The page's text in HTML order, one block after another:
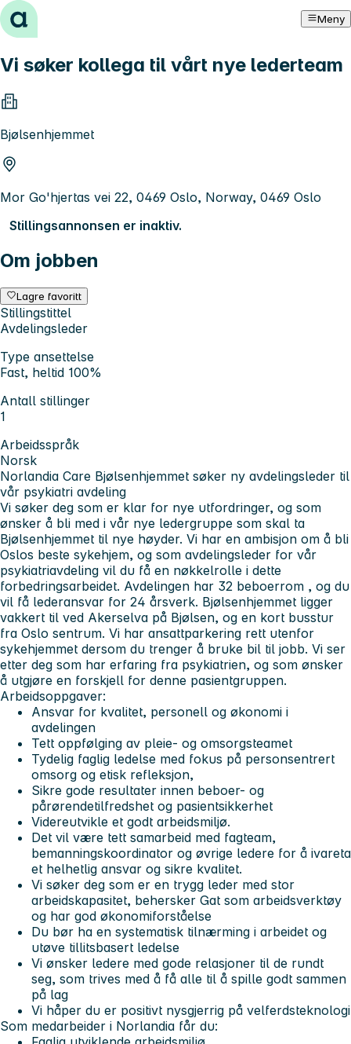
Hopp til innhold Meny
Vi søker kollega til vårt nye lederteam
Bjølsenhjemmet
Mor Go'hjertas vei 22, 0469 Oslo, Norway, 0469 Oslo
Stillingsannonsen er inaktiv.
Om jobben
Lagre favoritt
Stillingstittel
Avdelingsleder
Type ansettelse
Fast, heltid 100%
Antall stillinger
1
Arbeidsspråk
Norsk
Norlandia Care Bjølsenhjemmet søker ny avdelingsleder til
vår psykiatri avdeling
Vi søker deg som er klar for nye utfordringer, og som
ønsker å bli med i vår nye ledergruppe som skal ta
Bjølsenhjemmet til nye høyder. Vi har en ambisjon om å bli
Oslos beste sykehjem, og som avdelingsleder for vår
psykiatriavdeling vil du få en nøkkelrolle i dette
forbedringsarbeidet. Avdelingen har 32 beboerrom , og du
vil få lederansvar for 24 årsverk. Bjølsenhjemmet ligger
vakkert til ved Akerselva på Bjølsen, og en kort busstur
fra Oslo sentrum. Vi har ansattparkering rett utenfor
sykehjemmet dersom du trenger å bruke bil til jobb. Vi ser
etter deg som har erfaring fra psykiatrien, og som ønsker
å utgjøre en forskjell for denne pasientgruppen.
Arbeidsoppgaver:
Ansvar for kvalitet, personell og økonomi i
avdelingen
Tett oppfølging av pleie- og omsorgsteamet
Tydelig faglig ledelse med fokus på personsentrert
omsorg og etisk refleksjon,
Sikre gode resultater innen beboer- og
pårørendetilfredshet og pasientsikkerhet
Videreutvikle et godt arbeidsmiljø.
Det vil være tett samarbeid med fagteam,
bemanningskoordinator og øvrige ledere for å ivareta
et helhetlig ansvar og sikre kvalitet.
Vi søker deg som er en trygg leder med stor
arbeidskapasitet, behersker Gat som arbeidsverktøy
og har god økonomiforståelse
Du bør ha en systematisk tilnærming i arbeidet og
utøve tillitsbasert ledelse
Vi ønsker ledere med gode relasjoner til de rundt
seg, som trives med å få alle til å spille godt sammen
på lag
Vi håper du er positivt nysgjerrig på velferdsteknologi
Som medarbeider i Norlandia får du: